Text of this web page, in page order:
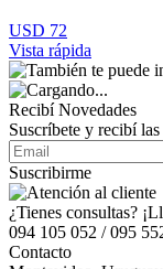
USD 72
Vista rápida
Recibí Novedades
Suscríbete y recibí
Suscribirme
¿Tienes consultas?
094 105 052 / 095
Contacto